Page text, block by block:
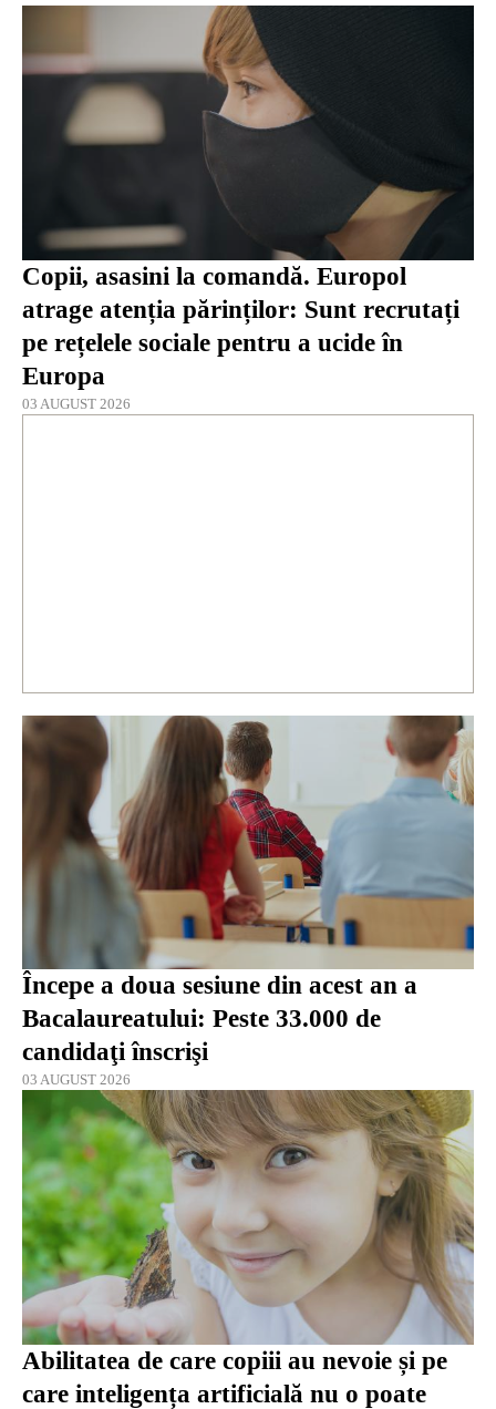
Copii, asasini la comandă. Europol
atrage atenția părinților: Sunt recrutați
pe rețelele sociale pentru a ucide în
Europa
03 AUGUST 2026
Începe a doua sesiune din acest an a
Bacalaureatului: Peste 33.000 de
candidaţi înscrişi
03 AUGUST 2026
Abilitatea de care copiii au nevoie și pe
care inteligența artificială nu o poate